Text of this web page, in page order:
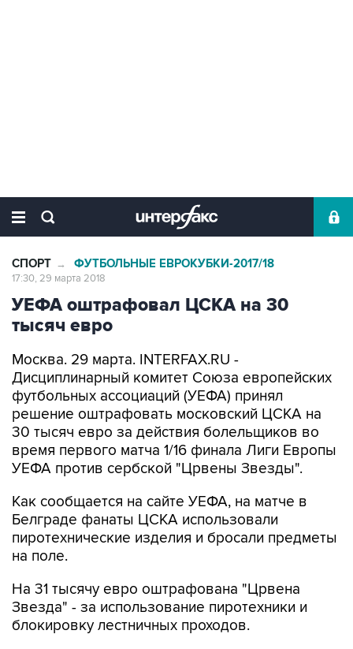
СПОРТ → ФУТБОЛЬНЫЕ ЕВРОКУБКИ-2017/18
17:30, 29 марта 2018
УЕФА оштрафовал ЦСКА на 30
тысяч евро
Москва. 29 марта. INTERFAX.RU -
Дисциплинарный комитет Союза европейских
футбольных ассоциаций (УЕФА) принял
решение оштрафовать московский ЦСКА на
30 тысяч евро за действия болельщиков во
время первого матча 1/16 финала Лиги Европы
УЕФА против сербской "Црвены Звезды".
Как сообщается на сайте УЕФА, на матче в
Белграде фанаты ЦСКА использовали
пиротехнические изделия и бросали предметы
на поле.
На 31 тысячу евро оштрафована "Црвена
Звезда" - за использование пиротехники и
блокировку лестничных проходов.